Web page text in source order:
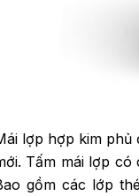
lợp hợp kim phủ
Tấm mái lợp
gồm các lớp